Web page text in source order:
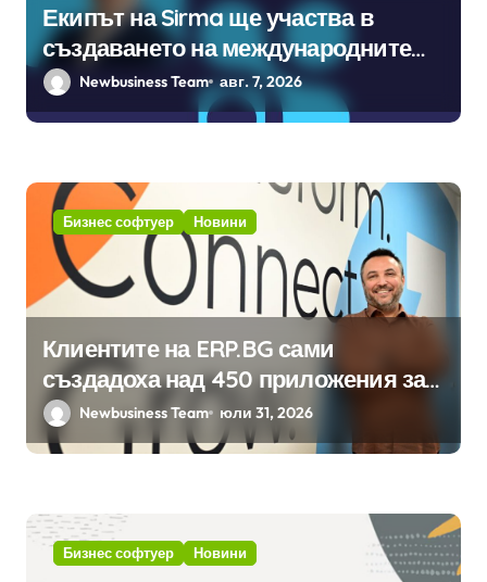
Екипът на Sirma ще участва в
създаването на международните
стандарти за навлизане на
изкуствен интелект в
Newbusiness Team авг. 7, 2026
Бизнес софтуер Новини
Клиентите на ERP.BG сами
създадоха над 450 приложения за
ERP системата с помощта на
вградения в нея изкуствен
Newbusiness Team юли 31, 2026
Бизнес софтуер Новини